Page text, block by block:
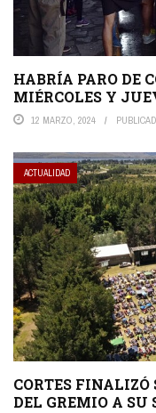
HABRÍA PARO DE
MIÉRCOLES Y
12 MARZO, 2024
ACTUALIDAD
CORTES FINALIZÓ
DEL GREMIO A SU